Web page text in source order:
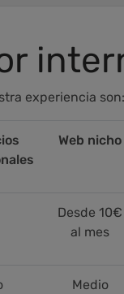
experiencia son:
Web nicho
Desde 10€
al mes
Medio